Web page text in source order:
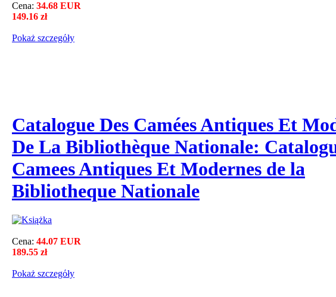
Cena: 34.68 EUR
149.16 zł
Pokaż szczegόły
Catalogue Des Camées Antiques Et
De La Bibliothèque Nationale:
Camees Antiques Et Modernes de la
Bibliotheque Nationale
Cena: 44.07 EUR
189.55 zł
Pokaż szczegόły